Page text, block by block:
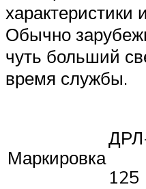
характеристики
Обычно
чуть больший
время службы.
Маркировка
125